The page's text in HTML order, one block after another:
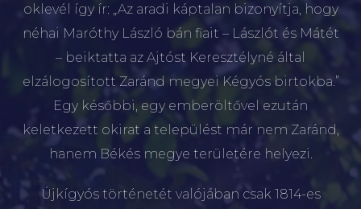
oklevél így ír: „Az aradi káptalan bizonyítja, hogy
néhai Maróthy László bán fiait – Lászlót és Mátét
– beiktatta az Ajtóst Keresztélyné által
elzálogosított Zaránd megyei Kégyós birtokba.”
Egy későbbi, egy emberöltővel ezután
keletkezett okirat a települést már nem Zaránd,
hanem Békés megye területére helyezi.
Újkígyós történetét valójában csak 1814-es